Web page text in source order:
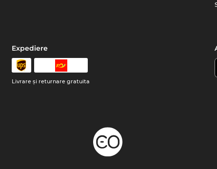
Expediere
Livrare şi returnare gratuita